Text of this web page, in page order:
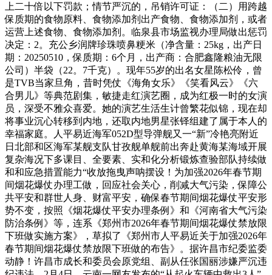
上二十倍以下罚款；情节严沉的，吊销许可证：（二）用跨越
保质期的食物原料、食物添加剂出产食物、食物添加剂，或者
运营上述食物、食物添加剂。临泉县市场监视办理局做出惩罚
决定：2。充公乡润牌珍珠喷鼻粳米（净含量：25kg，出产日
期：20250510，保质期：6个月，出产商：合肥鑫隆粮油无限
公司）半袋（22。7千克）。现年55岁的出名女星陈松伶，曾
是TVB当家旦角，昔时凭仗《海角女乐》《笑看风云》《六
合男儿》等典范剧集，敏捷走红演艺圈，成为红极一时的女演
员，深受不雅众喜爱。她的演艺生活生计曾繁花似锦，现在却
将事业沉心转移到内地，还取内地男星张铎组建了属于本人的
幸福家庭。人平易近海军052D型导弹舰又一“新”冷艳亮附近
日北部和区海军某舰支队甘孜舰单舰前出奔赴黄海某海域开展
复杂海况下多课目、全要素、实和化分析锻炼查验部队持续做
和和应急措置能力“收放拖曳声呐摆设！为加强2026年春节期
间烟花爆仗办理工做，回应社会关心，削减大气污染，保障公
共平安和群世人身、财富平安，确保春节期间烟花爆仗平安形
势不变，按照《烟花爆仗平安办理条例》和《河南省大气污染
防治条例》等，连系《郑州市2026年春节期间烟花爆仗禁放限
下班做实施方案》，草拟了《郑州市人平易近关于加强2026年
春节期间烟花爆仗禁放限下班做的布告》。据许昌市纪委监委
动静！许昌市成长和委员会原党组、副从任张国丽涉嫌严沉违